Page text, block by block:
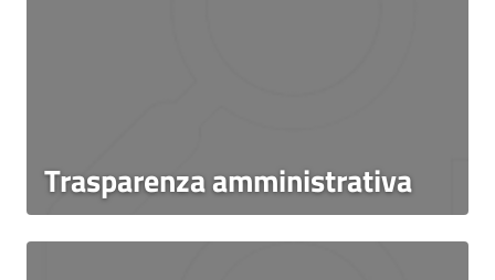
Trasparenza amministrativa